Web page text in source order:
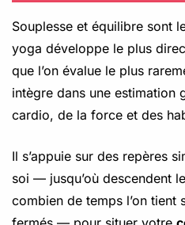
Souplesse et équilibre sont
yoga développe le plus
que l’on évalue le plus
intègre dans une estimation
cardio, de la force et des
Il s’appuie sur des repères
soi — jusqu’où descendent
combien de temps l’on tient